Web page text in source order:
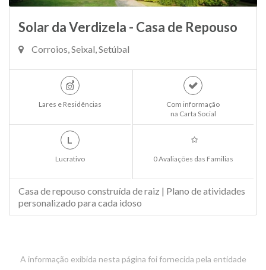
Solar da Verdizela - Casa de Repouso
Corroios, Seixal, Setúbal
Lares e Residências
Com informação
na Carta Social
L
Lucrativo 0 Avaliações das Familias
Casa de repouso construída de raiz | Plano de atividades
personalizado para cada idoso
A informação exibida nesta página foi fornecida pela entidade